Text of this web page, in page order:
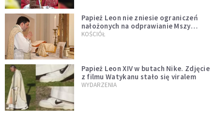
Papież Leon nie zniesie ograniczeń
nałożonych na odprawianie Mszy
trydenckiej. „Traditionis custodes”
KOŚCIÓŁ
Papież Leon XIV w butach Nike. Zdjęcie
z filmu Watykanu stało się viralem
WYDARZENIA